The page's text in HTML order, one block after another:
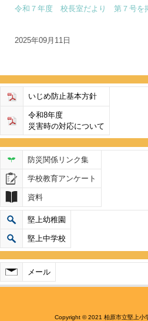
令和７年度 校長室だより 第７号を
2025年09月11日
いじめ防止基本方針
令和8年度
災害時の対応について
防災関係リンク集
学校教育アンケート
資料
堅上幼稚園
堅上中学校
メール
Copyright © 2021 柏原市立堅上小